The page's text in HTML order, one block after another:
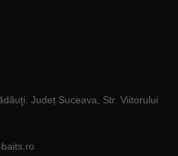
Județ Suceava, Str. Viitorului